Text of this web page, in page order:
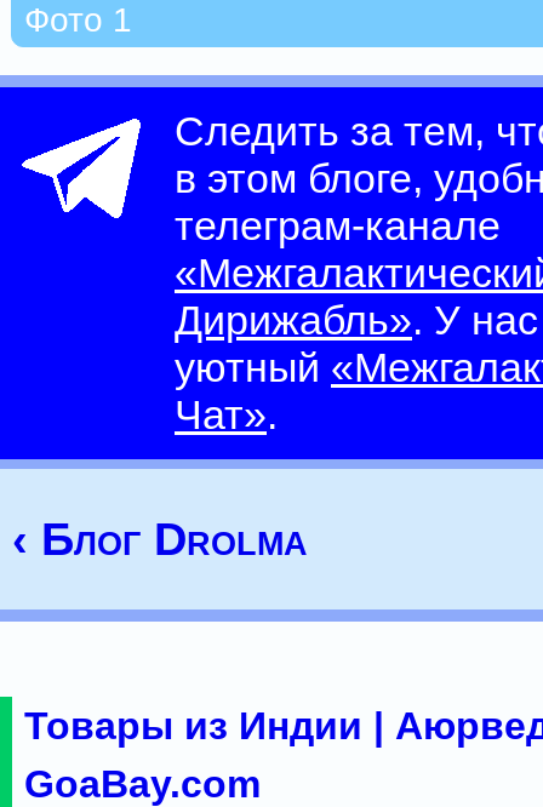
Фото 1
Следить за тем,
в этом блоге,
телеграм-канале
Дирижабль». У
уютный
Чат».
‹ Блог Drolma
Товары из Индии |
GoaBay.com